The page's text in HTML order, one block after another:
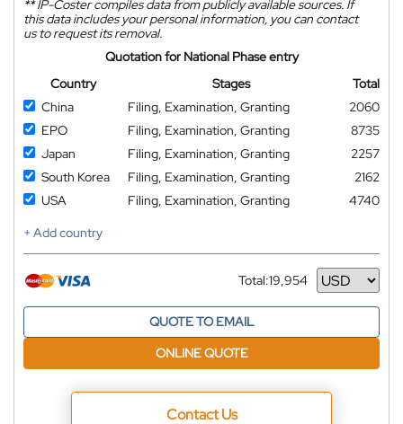
**IP-Coster compiles data from publicly available sources. If
this data includes your personal information, you can contact
us to request its removal.
Quotation for National Phase entry
Country
Stages
Total
China
Filing, Examination, Granting
2060
EPO
Filing, Examination, Granting
8735
Japan
Filing, Examination, Granting
2257
South Korea
Filing, Examination, Granting
2162
USA
Filing, Examination, Granting
4740
+ Add country
Total:19,954
Currency
QUOTE TO EMAIL
ONLINE QUOTE
Contact Us